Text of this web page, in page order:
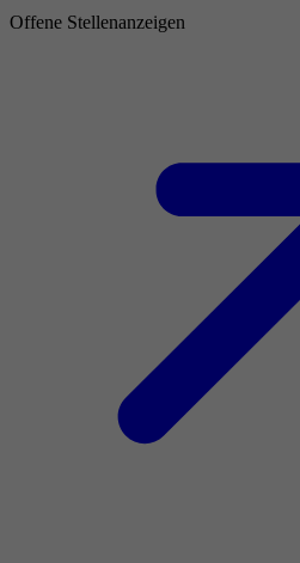
Offene Stellenanzeigen